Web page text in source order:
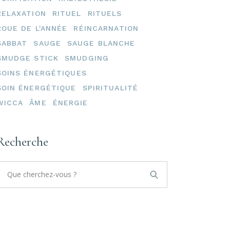
RITUEL
RITUELS
DE L'ANNÉE
RÉINCARNATION
SAUGE
SAUGE BLANCHE
STICK
SMUDGING
ÉNERGÉTIQUES
ÉNERGÉTIQUE
SPIRITUALITÉ
ÂME ÉNERGIE